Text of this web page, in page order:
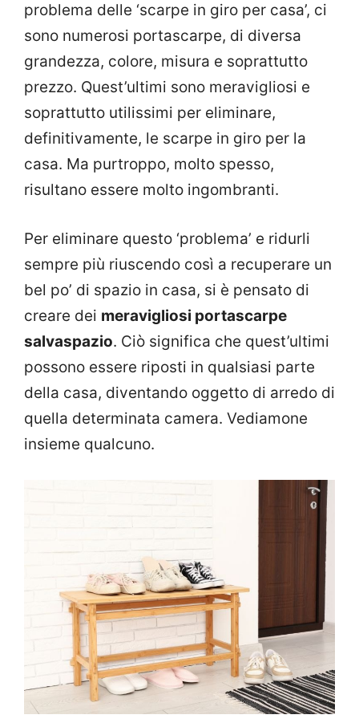
problema delle ‘scarpe in giro per casa’, ci
sono numerosi portascarpe, di diversa
grandezza, colore, misura e soprattutto
prezzo. Quest’ultimi sono meravigliosi e
soprattutto utilissimi per eliminare,
definitivamente, le scarpe in giro per la
casa. Ma purtroppo, molto spesso,
risultano essere molto ingombranti.
Per eliminare questo ‘problema’ e ridurli
sempre più riuscendo così a recuperare un
bel po’ di spazio in casa, si è pensato di
creare dei meravigliosi portascarpe
salvaspazio. Ciò significa che quest’ultimi
possono essere riposti in qualsiasi parte
della casa, diventando oggetto di arredo di
quella determinata camera. Vediamone
insieme qualcuno.